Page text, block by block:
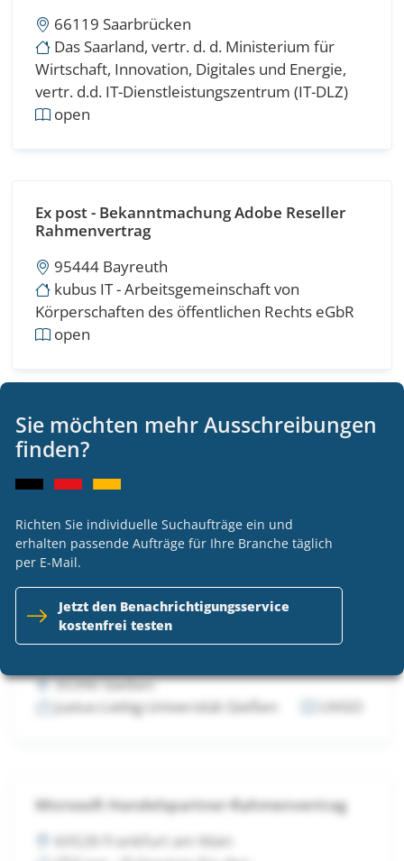
66119 Saarbrücken
Das Saarland, vertr. d. d. Ministerium für
Wirtschaft, Innovation, Digitales und Energie,
vertr. d.d. IT-Dienstleistungszentrum (IT-DLZ)
open
Ex post - Bekanntmachung Adobe Reseller
Rahmenvertrag
95444 Bayreuth
kubus IT - Arbeitsgemeinschaft von
Körperschaften des öffentlichen Rechts eGbR
open
Beschaffung Softwarepaket für
Zeiterfassung und Personalverwaltung
65549 Limburg a. d. Lahn
open
EDI-Bestellübertragung für 12 hessische
Hochschulen
35390 Gießen
Justus-Liebig-Universität Gießen
UVGO
Microsoft Handelspartner-Rahmenvertrag
60528 Frankfurt am Main
Sie möchten mehr Ausschreibungen
finden?
Richten Sie individuelle Suchaufträge ein und
erhalten passende Aufträge für Ihre Branche täglich
per E-Mail.
Jetzt den Benachrichtigungsservice
kostenfrei testen